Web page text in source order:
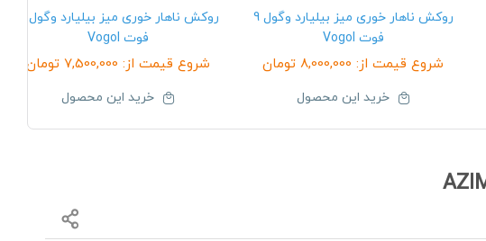
روکش ناهار خوری میز بیلیارد وگول 9
فوت Vogol
شروع قیمت از: 8,000,000 تومان
خرید این محصول
فوت Vogol
شروع قیمت از: 7,500,000 تومان
خرید این محصول